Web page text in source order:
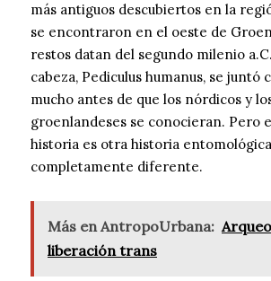
más antiguos descubiertos en la
se encontraron en el oeste de
restos datan del segundo milenio
cabeza, Pediculus humanus, se juntó
mucho antes de que los nórdicos y
groenlandeses se conocieran. Pero
historia es otra historia
completamente diferente.
Más en AntropoUrbana:
liberación trans